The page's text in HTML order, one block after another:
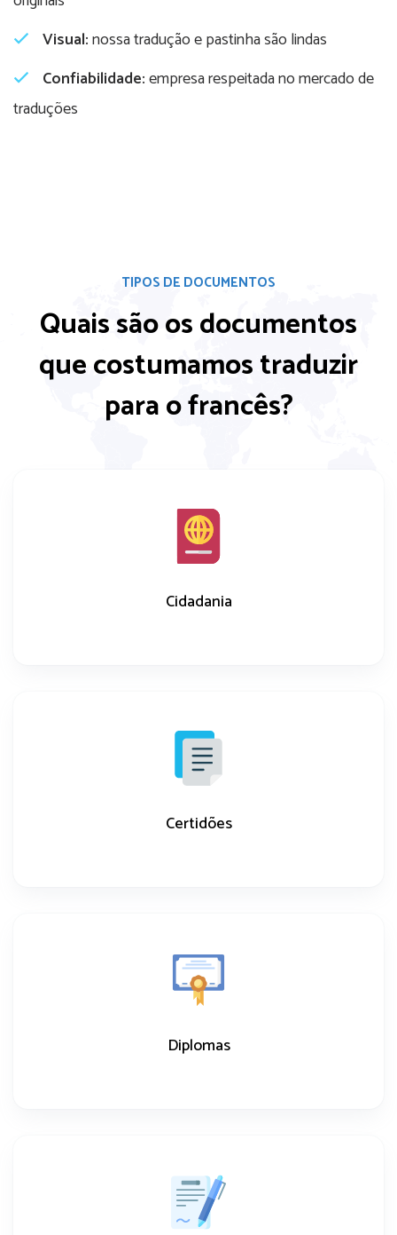
Visual:nossa tradução e pastinha são lindas
Confiabilidade:empresa respeitada no mercado de
traduções
TIPOS DE DOCUMENTOS
Quais são os documentos
que costumamostraduzir
para o francês?
Cidadania
Certidões
Diplomas